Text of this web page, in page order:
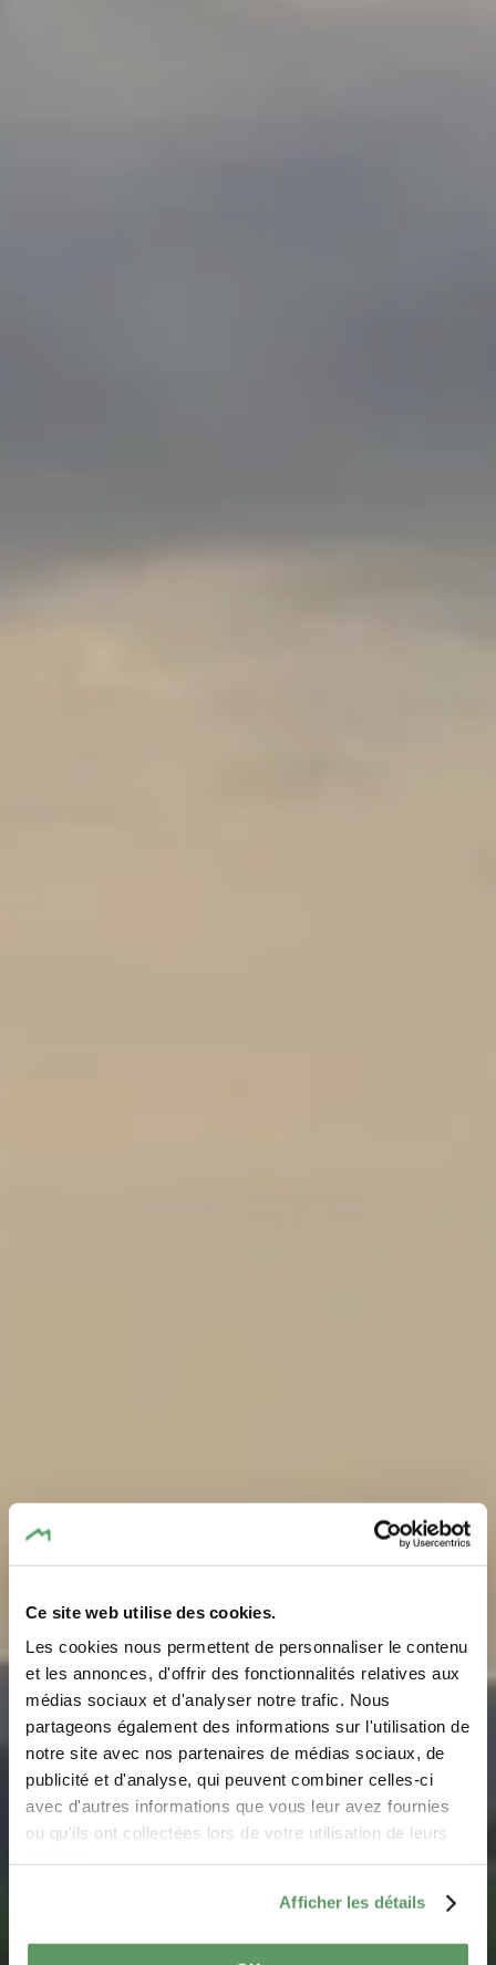
Ce site web utilise des cookies.
Les cookies nous permettent de personnaliser le contenu
et les annonces, d'offrir des fonctionnalités relatives aux
médias sociaux et d'analyser notre trafic. Nous
partageons également des informations sur l'utilisation de
notre site avec nos partenaires de médias sociaux, de
publicité et d'analyse, qui peuvent combiner celles-ci
avec d'autres informations que vous leur avez fournies
ou qu'ils ont collectées lors de votre utilisation de leurs
Afficher les détails
Lokale wandelroute -
M6